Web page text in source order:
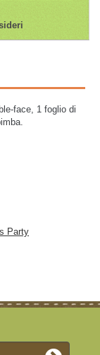
face, 1 foglio di
Party